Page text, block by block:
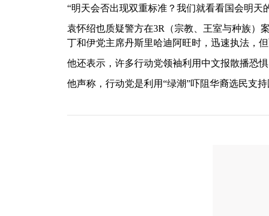
“明天会否出现双重标准？我们就看看国会明天
袁怀绍也质疑警方在3R（宗教、王室与种族）
丁和伊党主席丹斯里哈迪阿旺时，迅速执法，
他还表示，许多行动党领袖利用中文报散播恐
他声称，行动党是利用“绿潮”吓阻华裔选民支持